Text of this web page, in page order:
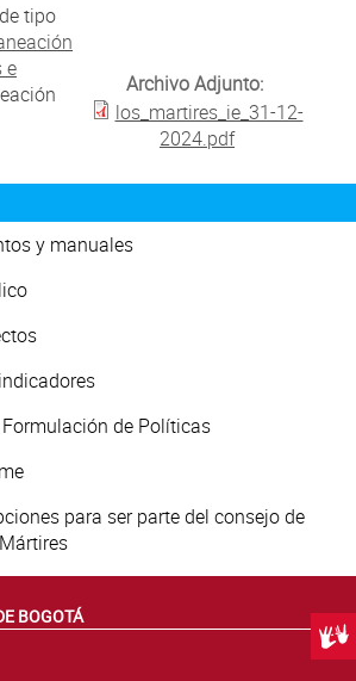
tipo
e
Archivo Adjunto:
los_martires_ie_31-12-
2024.pdf
y manuales
de Políticas
para ser parte del consejo de
BOGOTÁ